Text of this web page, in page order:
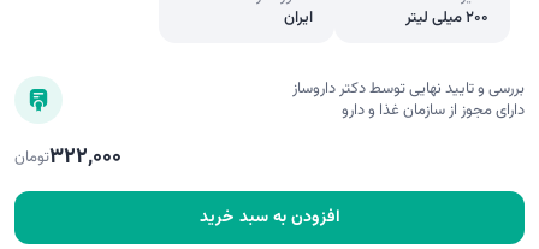
200 میلی لیتر
ایران
بررسی و تایید نهایی توسط دکتر داروساز
دارای مجوز از سازمان غذا و دارو
322,000تومان
افزودن به سبد خرید